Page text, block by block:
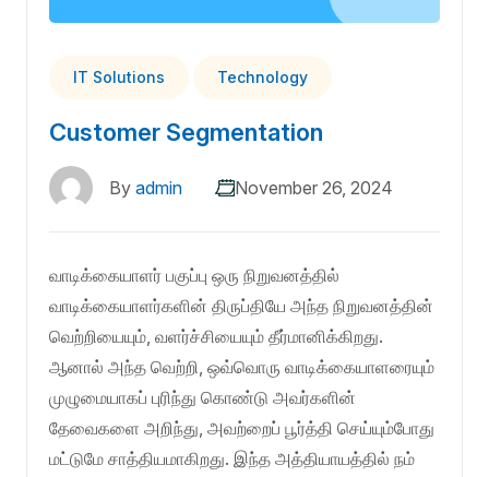
IT Solutions Technology
Customer Segmentation
By admin November 26, 2024
வாடிக்கையாளர் பகுப்பு ஒரு நிறுவனத்தில்
வாடிக்கையாளர்களின் திருப்தியே அந்த நிறுவனத்தின்
வெற்றியையும், வளர்ச்சியையும் தீர்மானிக்கிறது.
ஆனால் அந்த வெற்றி, ஒவ்வொரு வாடிக்கையாளரையும்
முழுமையாகப் புரிந்து கொண்டு அவர்களின்
தேவைகளை அறிந்து, அவற்றைப் பூர்த்தி செய்யும்போது
மட்டுமே சாத்தியமாகிறது. இந்த அத்தியாயத்தில் நம்